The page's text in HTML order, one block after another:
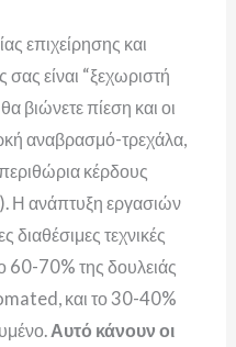
επιχείρησης και
είναι “ξεχωριστή
βιώνετε πίεση και οι
αναβρασμό-τρεχάλα,
κέρδους
Η ανάπτυξη εργασιών
διαθέσιμες τεχνικές
60-70% της δουλειάς
και το 30-40%
Αυτό κάνουν οι